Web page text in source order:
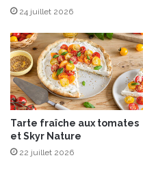
t
r
o
u
g
e
s
s
t
œ
u
f
s
a
u
p
l
24 juillet 2026
Tarte fraîche aux tomates
et Skyr Nature
22 juillet 2026